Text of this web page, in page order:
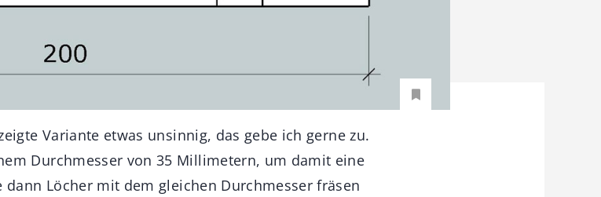
Variante etwas unsinnig, das gebe ich gerne zu.
Durchmesser von 35 Millimetern, um damit eine
Löcher mit dem gleichen Durchmesser fräsen